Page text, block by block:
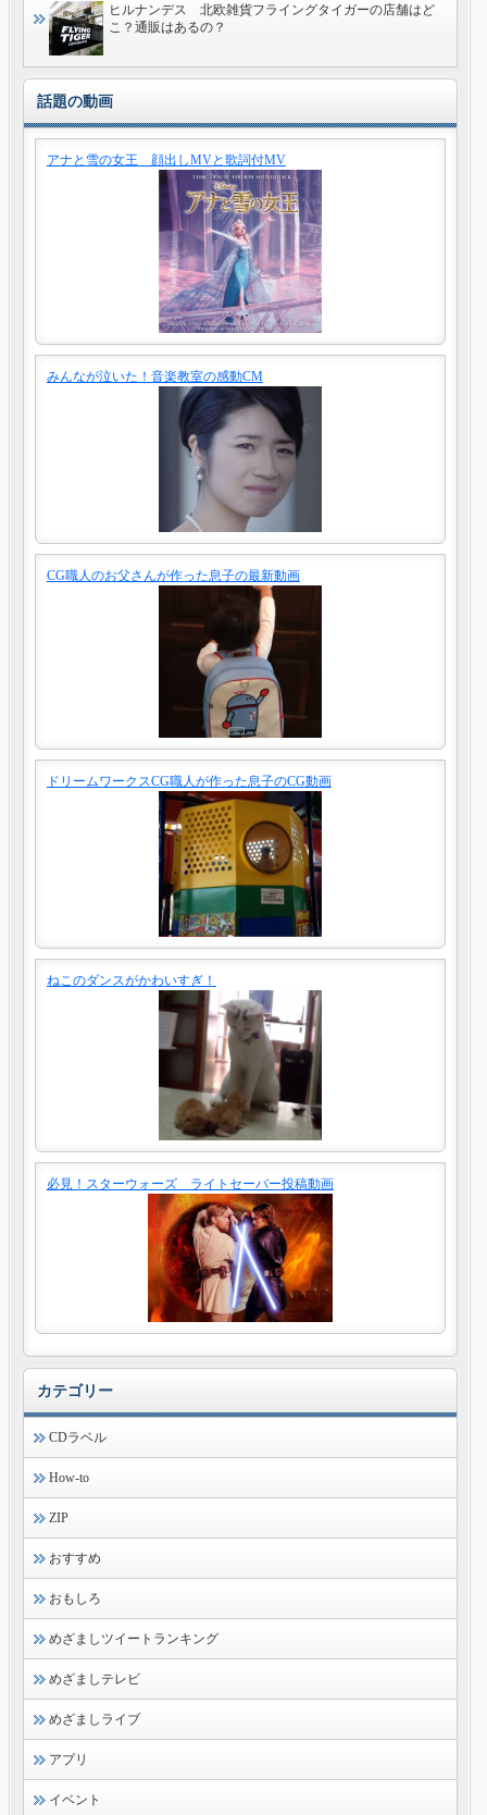
ヒルナンデス 北欧雑貨フライングタイガーの店舗はど
こ？通販はあるの？
話題の動画
アナと雪の女王 顔出しMVと歌詞付MV
みんなが泣いた！音楽教室の感動CM
CG職人のお父さんが作った息子の最新動画
ドリームワークスCG職人が作った息子のCG動画
ねこのダンスがかわいすぎ！
必見！スターウォーズ ライトセーバー投稿動画
カテゴリー
CDラベル
How-to
ZIP
おすすめ
おもしろ
めざましツイートランキング
めざましテレビ
めざましライブ
アプリ
イベント